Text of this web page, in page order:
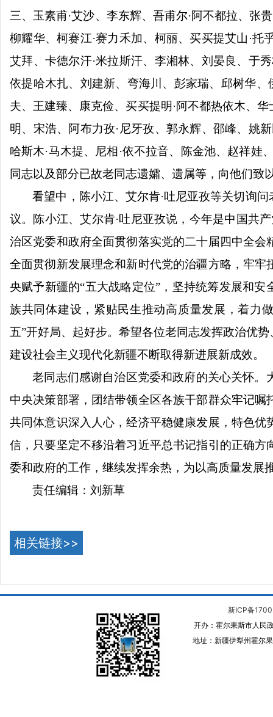
三、玉素甫·艾沙、李东辉、吾甫尔·阿不都拉、张
柳耀华、柯赛江·赛力禾加、柯丽、买买提艾山·托
艾拜、卡德尔汗·米拉斯汗、李湘林、刘晏良、于
依提哈木扎、刘建新、弯海川、彭家瑞、邱树华
夫、王建臻、康克俭、买买提明·阿不都热依木、
明、宋浩、阿布力孜·尼牙孜、郭永辉、邵峰、姚
哈斯木·马木提、尼相·依不拉音、陈金池、赵祥
同志以及部分已故老同志遗孀、遗属等，向他们致
看望中，陈小江、艾尔肯·吐尼亚孜等关切询
议。陈小江、艾尔肯·吐尼亚孜说，今年是中国共
治区党委和政府全面贯彻落实党的二十届四中全
全面贯彻新发展理念和新时代党的治疆方略，牢
央赋予新疆的“五大战略定位”，坚持统筹发展和
族共同体建设，紧贴民生推动高质量发展，着力
五”开好局、起好步。希望各位老同志发挥政治优
建设社会主义现代化新疆不断取得新进展新成效。
老同志们感谢自治区党委和政府的关心关怀
中央决策部署，团结带领全区各族干部群众牢记
共同体意识深入人心，经济平稳健康发展，特色
信，只要坚定不移沿着习近平总书记指引的正确
委和政府的工作，继续发挥余热，为以高质量发展
责任编辑：刘新草
相关链接>>
新ICP备
开办：霍尔果斯市人民
地址：新疆伊犁州霍